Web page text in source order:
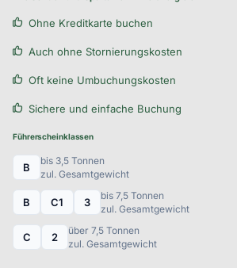
Ohne Kreditkarte buchen
Auch ohne Stornierungskosten
Oft keine Umbuchungskosten
Sichere und einfache Buchung
Führerscheinklassen
B
bis 3,5 Tonnen
zul. Gesamtgewicht
B C1 3
bis 7,5 Tonnen
zul. Gesamtgewicht
C 2
über 7,5 Tonnen
zul. Gesamtgewicht